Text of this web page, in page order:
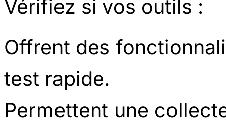
Vérifiez si vos outils :
Offrent des
test rapide.
Permettent une